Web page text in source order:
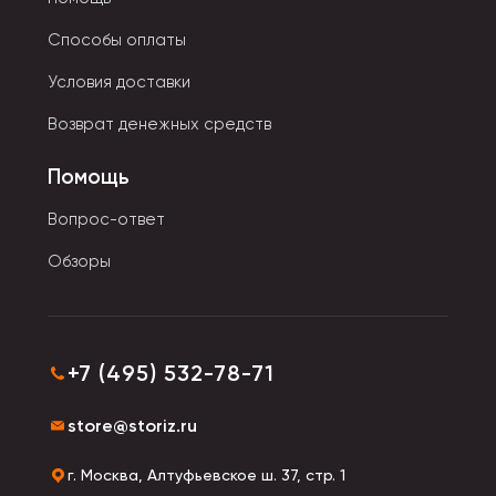
гипоаллергенное сырье: специальный
полипропиленовый хлопок.
Способы оплаты
Условия доставки
Возврат денежных средств
Помощь
Вопрос-ответ
Обзоры
+7 (495) 532-78-71
store@storiz.ru
г. Москва, Алтуфьевское ш. 37, стр. 1